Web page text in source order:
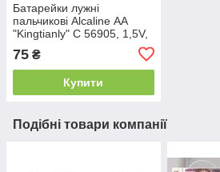
Батарейки лужні
пальчикові Alcaline АА
"Kingtianly" C 56905, 1,5V,
75 ₴
Купити
Подібні товари компанії